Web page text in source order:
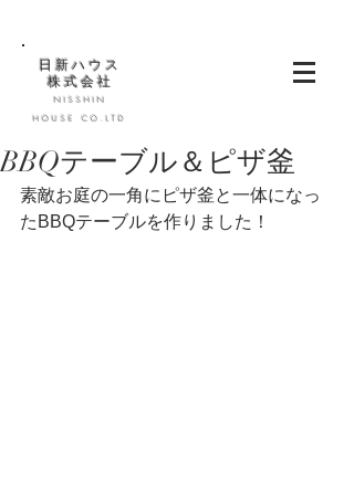
日新ハウス
株式会社
NISSHIN
HOUSE CO.LTD
BBQテーブル＆ピザ釜
素敵お庭の一角にピザ釜と一体になっ
たBBQテーブルを作りました！